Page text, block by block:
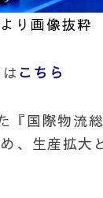
り画像抜粋
こちら
国際物流
、 生産拡大